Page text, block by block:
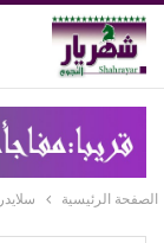
الصفحة الرئيسية سلايدر